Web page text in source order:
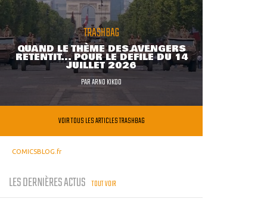
TRASHBAG
QUAND LE THÈME DES AVENGERS
RETENTIT... POUR LE DÉFILÉ DU 14
JUILLET 2026
PARARNO KIKOO
VOIR TOUS LES ARTICLES TRASHBAG
COMICSBLOG.fr
LES DERNIÈRES ACTUS TOUT VOIR